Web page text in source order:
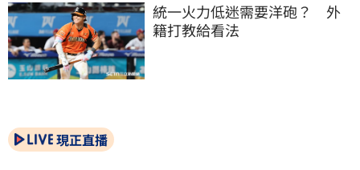
統一火力低迷需要洋砲？　外
籍打教給看法
現正直播